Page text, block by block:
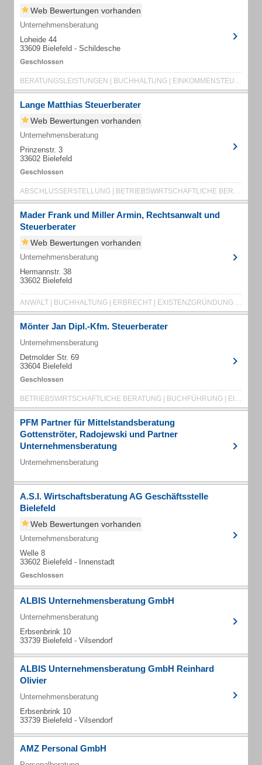
Web Bewertungen vorhanden
Unternehmensberatung
Loheide 44
33609 Bielefeld - Schildesche
BERATUNGSLEISTUNGEN | BUCHHALTUNG | EINKOMMENSTEUER | EXISTENZGRÜNDUNG
Lange Matthias Steuerberater
Web Bewertungen vorhanden
Unternehmensberatung
Prinzenstr. 3
33602 Bielefeld
ABSCHLUSSERSTELLUNG | BETRIEBSWIRTSCHAFTLICHE BERATUNG | BUCHFÜHRUNG | BUCHHALTUNG
Mader Frank und Miller Armin, Rechtsanwalt und
Steuerberater
Web Bewertungen vorhanden
Unternehmensberatung
Hermannstr. 38
33602 Bielefeld
ANWALT | BUCHHALTUNG | ERBRECHT | EXISTENZGRÜNDUNG | FINANZBUCHHALTUNG
Mönter Jan Dipl.-Kfm. Steuerberater
Unternehmensberatung
Detmolder Str. 69
33604 Bielefeld
BETRIEBSWIRTSCHAFTLICHE BERATUNG | BUCHFÜHRUNG | EINKOMMENSSTEUER
PFM Partner für Mittelstandsberatung
Gottenströter, Radojewski und Partner
Unternehmensberatung
Unternehmensberatung
A.S.I. Wirtschaftsberatung AG Geschäftsstelle
Bielefeld
Web Bewertungen vorhanden
Unternehmensberatung
Welle 8
33602 Bielefeld - Innenstadt
ALBIS Unternehmensberatung GmbH
Unternehmensberatung
Erbsenbrink 10
33739 Bielefeld - Vilsendorf
ALBIS Unternehmensberatung GmbH Reinhard
Olivier
Unternehmensberatung
Erbsenbrink 10
33739 Bielefeld - Vilsendorf
AMZ Personal GmbH